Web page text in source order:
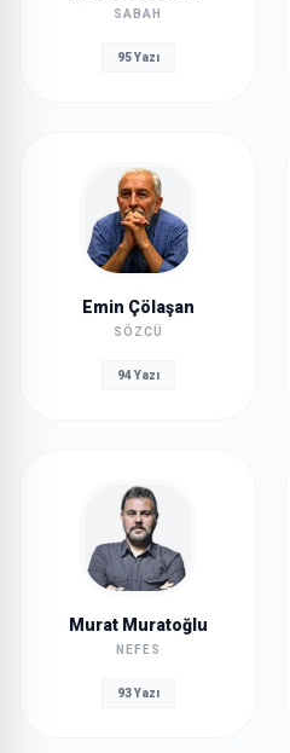
SABAH
95 Yazı
Emin Çölaşan
SÖZCÜ
94 Yazı
Murat Muratoğlu
NEFES
93 Yazı